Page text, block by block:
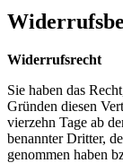
Widerrufsrecht
Sie haben das
Gründen diesen
vierzehn Tage ab
benannter Dritter,
genommen haben